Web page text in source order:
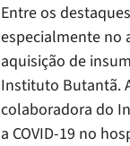
Entre os
especialmente no
aquisição de
Instituto Butantã.
colaboradora do
a COVID-19 no